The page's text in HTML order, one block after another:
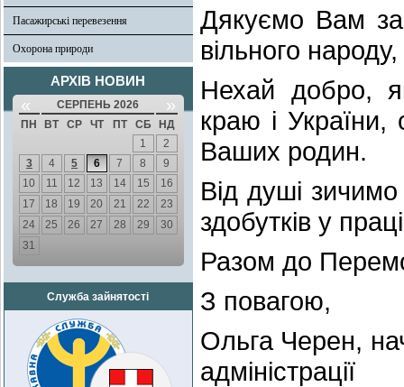
Пасажирські перевезення
Охорона природи
АРХІВ НОВИН
« СЕРПЕНЬ 2026 »
ПН ВТ СР ЧТ ПТ СБ
НД
1
2
3
4 5 6 7 8
9
10
11 12 13 14 15
16
17
18 19 20 21 22
23
24
25 26 27 28 29
30
31
Служба зайнятості
Дякуємо Вам
вільного
Нехай добро,
краю і
Ваших родин.
Від душі
здобутків у
Разом до
З повагою,
Ольга Черен,
адміністрації